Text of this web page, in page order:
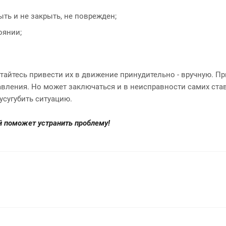
и не закрыть, не поврежден;
привести их в движение принудительно - вручную.
Но может заключаться и в неисправности самих
ситуацию.
устранить проблему!